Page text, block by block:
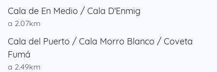
Cala de En Medio / Cala D'Enmig
a 2.07km
Cala del Puerto / Cala Morro Blanco / Coveta
Fumá
a 2.49km